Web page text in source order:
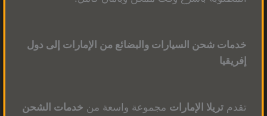
خدمات شحن السيارات والبضائع من الإمارات إلى دول
إفريقيا
تقدمتريلا الإمارات مجموعة واسعة من خدمات الشحن